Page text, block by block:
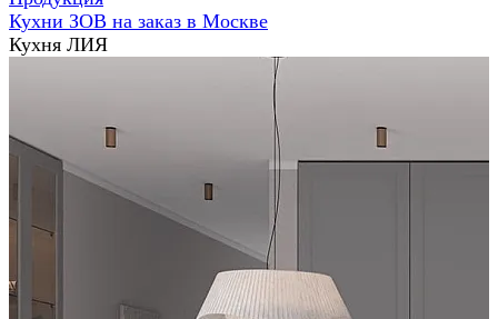
Кухни ЗОВ на заказ в Москве
Кухня ЛИЯ